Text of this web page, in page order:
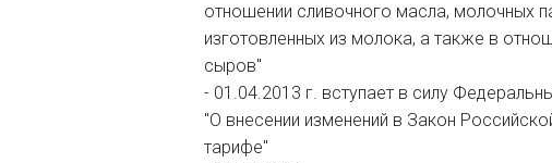
отношении сливочного масла, молочных
изготовленных из молока, а также в
сыров"
- 01.04.2013 г. вступает в силу
"О внесении изменений в Закон
тарифе"